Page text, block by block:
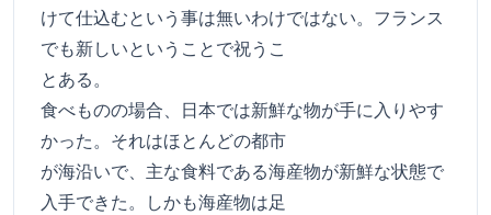
けて仕込むという事は無いわけではない。フランス
でも新しいということで祝うこ
とある。
食べものの場合、日本では新鮮な物が手に入りやす
かった。それはほとんどの都市
が海沿いで、主な食料である海産物が新鮮な状態で
入手できた。しかも海産物は足